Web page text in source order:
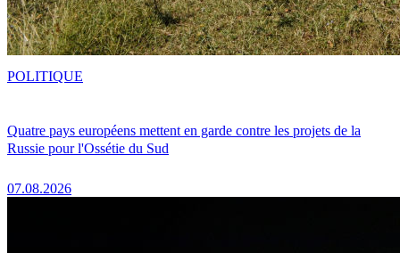
Quatre pays européens mettent en garde contre les projets de la
Russie pour l'Ossétie du Sud
07.08.2026
POLITIQUE